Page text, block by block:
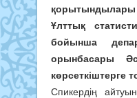
Ұлттық
бойынша
орынбасары
көрсеткіштерге
Спикердің